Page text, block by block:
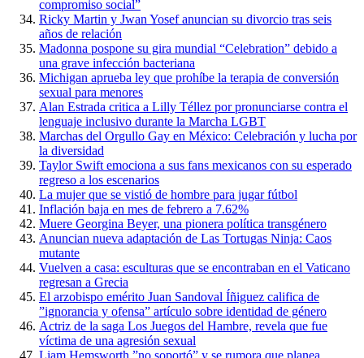
compromiso social”
Ricky Martin y Jwan Yosef anuncian su divorcio tras seis
años de relación
Madonna pospone su gira mundial “Celebration” debido a
una grave infección bacteriana
Michigan aprueba ley que prohíbe la terapia de conversión
sexual para menores
Alan Estrada critica a Lilly Téllez por pronunciarse contra el
lenguaje inclusivo durante la Marcha LGBT
Marchas del Orgullo Gay en México: Celebración y lucha por
la diversidad
Taylor Swift emociona a sus fans mexicanos con su esperado
regreso a los escenarios
La mujer que se vistió de hombre para jugar fútbol
Inflación baja en mes de febrero a 7.62%
Muere Georgina Beyer, una pionera política transgénero
Anuncian nueva adaptación de Las Tortugas Ninja: Caos
mutante
Vuelven a casa: esculturas que se encontraban en el Vaticano
regresan a Grecia
El arzobispo emérito Juan Sandoval Íñiguez califica de
”ignorancia y ofensa” artículo sobre identidad de género
Actriz de la saga Los Juegos del Hambre, revela que fue
víctima de una agresión sexual
Liam Hemsworth ”no soportó” y se rumora que planea